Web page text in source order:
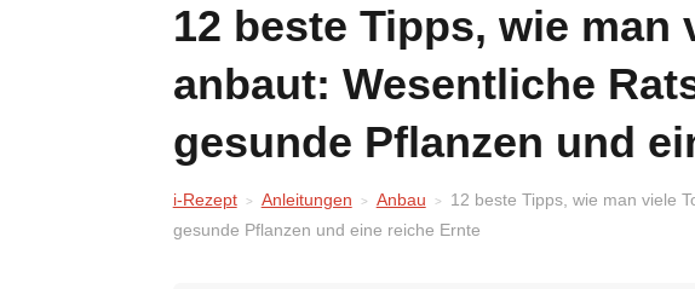
12 beste Tipps, wie man viele Tomaten
anbaut: Wesentliche
gesunde Pflanzen und
i-Rezept Anleitungen Anbau
12 beste Tipps, wie man viele
gesunde Pflanzen und eine reiche Ernte